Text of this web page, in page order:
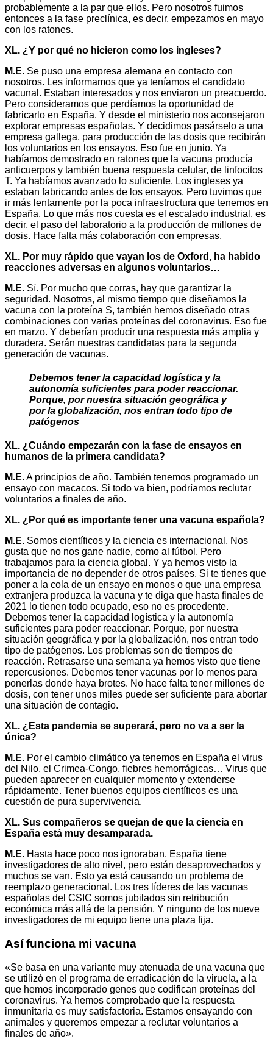
probablemente a la par que ellos. Pero nosotros fuimos
entonces a la fase preclínica, es decir, empezamos en mayo
con los ratones.
XL. ¿Y por qué no hicieron como los ingleses?
M.E. Se puso una empresa alemana en contacto con
nosotros. Les informamos que ya teníamos el candidato
vacunal. Estaban interesados y nos enviaron un preacuerdo.
Pero consideramos que perdíamos la oportunidad de
fabricarlo en España. Y desde el ministerio nos aconsejaron
explorar empresas españolas. Y decidimos pasárselo a una
empresa gallega, para producción de las dosis que recibirán
los voluntarios en los ensayos. Eso fue en junio. Ya
habíamos demostrado en ratones que la vacuna producía
anticuerpos y también buena respuesta celular, de linfocitos
T. Ya habíamos avanzado lo suficiente. Los ingleses ya
estaban fabricando antes de los ensayos. Pero tuvimos que
ir más lentamente por la poca infraestructura que tenemos en
España. Lo que más nos cuesta es el escalado industrial, es
decir, el paso del laboratorio a la producción de millones de
dosis. Hace falta más colaboración con empresas.
XL. Por muy rápido que vayan los de Oxford, ha habido
reacciones adversas en algunos voluntarios…
M.E. Sí. Por mucho que corras, hay que garantizar la
seguridad. Nosotros, al mismo tiempo que diseñamos la
vacuna con la proteína S, también hemos diseñado otras
combinaciones con varias proteínas del coronavirus. Eso fue
en marzo. Y deberían producir una respuesta más amplia y
duradera. Serán nuestras candidatas para la segunda
generación de vacunas.
Debemos tener la capacidad logística y la
autonomía suficientes para poder reaccionar.
Porque, por nuestra situación geográfica y
por la globalización, nos entran todo tipo de
patógenos
XL. ¿Cuándo empezarán con la fase de ensayos en
humanos de la primera candidata?
M.E.A principios de año. También tenemos programado un
ensayo con macacos. Si todo va bien, podríamos reclutar
voluntarios a finales de año.
XL. ¿Por qué es importante tener una vacuna española?
M.E. Somos científicos y la ciencia es internacional. Nos
gusta que no nos gane nadie, como al fútbol. Pero
trabajamos para la ciencia global. Y ya hemos visto la
importancia de no depender de otros países. Si te tienes que
poner a la cola de un ensayo en monos o que una empresa
extranjera produzca la vacuna y te diga que hasta finales de
2021 lo tienen todo ocupado, eso no es procedente.
Debemos tener la capacidad logística y la autonomía
suficientes para poder reaccionar. Porque, por nuestra
situación geográfica y por la globalización, nos entran todo
tipo de patógenos. Los problemas son de tiempos de
reacción. Retrasarse una semana ya hemos visto que tiene
repercusiones. Debemos tener vacunas por lo menos para
ponerlas donde haya brotes. No hace falta tener millones de
dosis, con tener unos miles puede ser suficiente para abortar
una situación de contagio.
XL. ¿Esta pandemia se superará, pero no va a ser la
única?
M.E. Por el cambio climático ya tenemos en España el virus
del Nilo, el Crimea-Congo, fiebres hemorrágicas… Virus que
pueden aparecer en cualquier momento y extenderse
rápidamente. Tener buenos equipos científicos es una
cuestión de pura supervivencia.
XL. Sus compañeros se quejan de que la ciencia en
España está muy desamparada.
M.E. Hasta hace poco nos ignoraban. España tiene
investigadores de alto nivel, pero están desaprovechados y
muchos se van. Esto ya está causando un problema de
reemplazo generacional. Los tres líderes de las vacunas
españolas del CSIC somos jubilados sin retribución
económica más allá de la pensión. Y ninguno de los nueve
investigadores de mi equipo tiene una plaza fija.
Así funciona mi vacuna
«Se basa en una variante muy atenuada de una vacuna que
se utilizó en el programa de erradicación de la viruela, a la
que hemos incorporado genes que codifican proteínas del
coronavirus. Ya hemos comprobado que la respuesta
inmunitaria es muy satisfactoria. Estamos ensayando con
animales y queremos empezar a reclutar voluntarios a
finales de año».